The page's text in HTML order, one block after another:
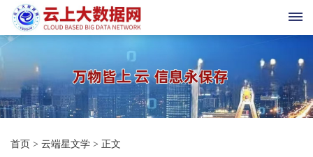
页
科
技
首页 > 云端星文学 > 正文